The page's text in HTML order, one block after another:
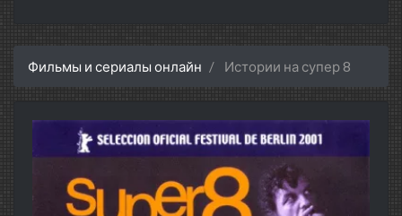
Фильмы и сериалы онлайн Истории на супер 8